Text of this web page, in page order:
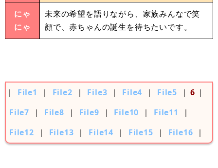
にゃ
にゃ
未来の希望を語りながら、家族みんなで笑
顔で、赤ちゃんの誕生を待ちたいです。
｜ File1 ｜ File2 ｜ File3 ｜ File4 ｜ File5 ｜ 6 ｜
File7
｜ File8 ｜ File9 ｜ File10 ｜ File11
｜
File12
｜ File13 ｜ File14 ｜ File15 ｜ File16 ｜